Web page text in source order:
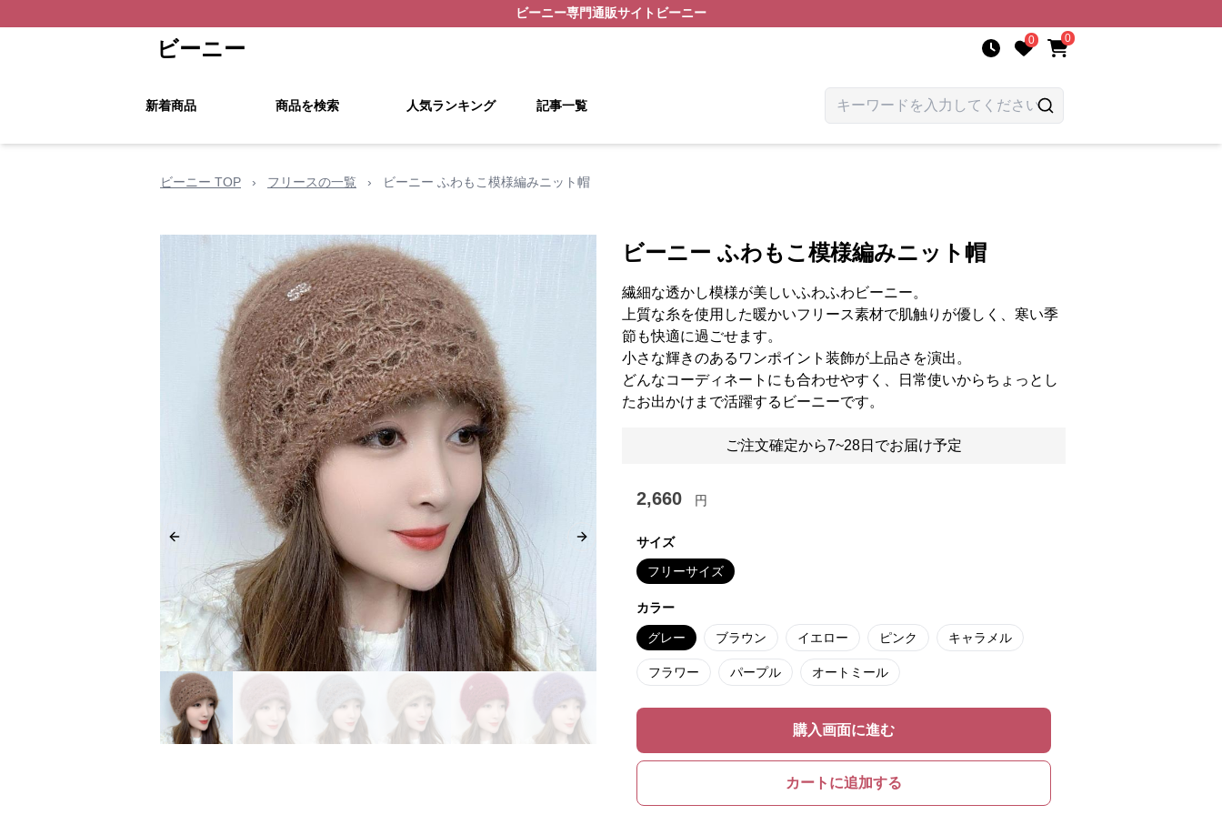
ビーニー専門通販サイト ビーニー
ビーニー 0 0
新着商品 商品を検索 人気ランキング 記事一覧
ビーニー TOP › フリースの一覧 › ビーニー ふわもこ模様編みニット帽
Previous slide Next slide
ビーニー ふわもこ模様編みニット帽
繊細な透かし模様が美しいふわふわビーニー。
上質な糸を使用した暖かいフリース素材で肌触りが優しく、寒い季
節も快適に過ごせます。
小さな輝きのあるワンポイント装飾が上品さを演出。
どんなコーディネートにも合わせやすく、日常使いからちょっとし
たお出かけまで活躍するビーニーです。
ご注文確定から7~28日でお届け予定
2,660 円
サイズ
フリーサイズ
カラー
グレー ブラウン イエロー ピンク キャラメル
フラワー パープル オートミール
購入画面に進む
カートに追加する